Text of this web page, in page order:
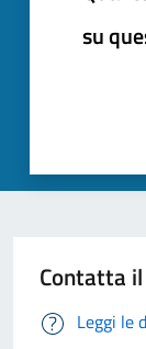
su
Contatta
Leggi le